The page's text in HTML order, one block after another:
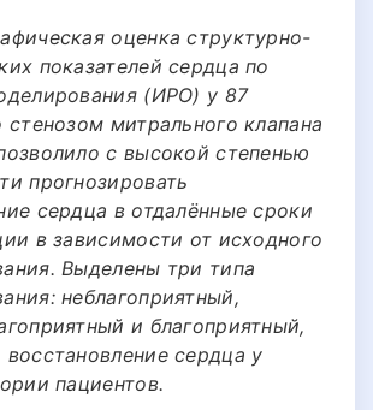
оценка структурно-
показателей сердца по
(ИРО) у 87
стенозом митрального клапана
с высокой степенью
прогнозировать
сердца в отдалённые сроки
в зависимости от исходного
Выделены три типа
неблагоприятный,
и благоприятный,
сердца у
пациентов.